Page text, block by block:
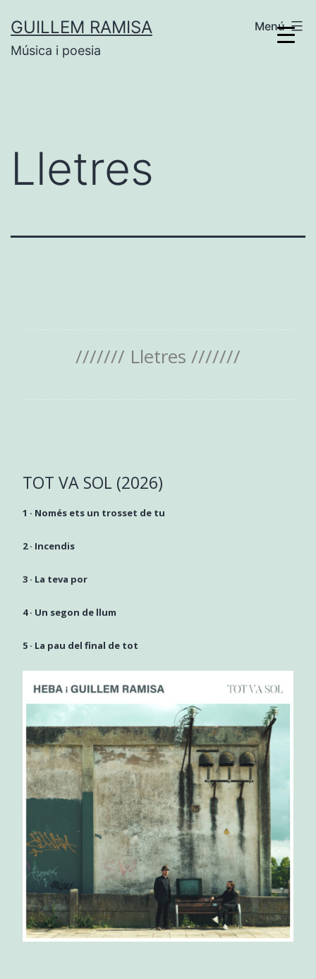
contingut
GUILLEM RAMISA
Música i poesia
Menú
Lletres
/////// Lletres ///////
TOT VA SOL (2026)
1 · Només ets un trosset de tu
2 · Incendis
3 · La teva por
4 · Un segon de llum
5 · La pau del final de tot